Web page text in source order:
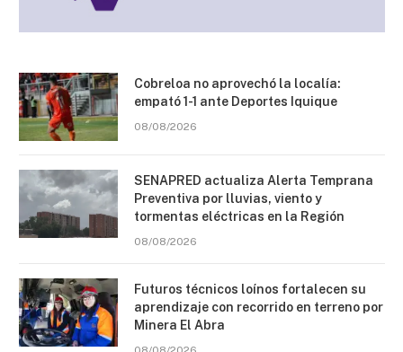
Cobreloa no aprovechó la localía:
empató 1-1 ante Deportes Iquique
08/08/2026
SENAPRED actualiza Alerta Temprana
Preventiva por lluvias, viento y
tormentas eléctricas en la Región
08/08/2026
Futuros técnicos loínos fortalecen su
aprendizaje con recorrido en terreno por
Minera El Abra